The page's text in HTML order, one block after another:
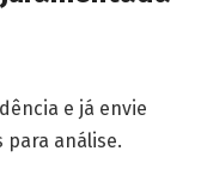
e já envie
para análise.